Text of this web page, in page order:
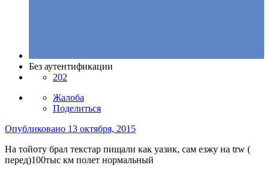
Без аутентификации
202
Жалоба
Поделиться
Опубликовано 13 октября, 2015
На тойоту брал текстар пищали как уазик, сам езжу на trw (
перед)100тыс км полет нормальный